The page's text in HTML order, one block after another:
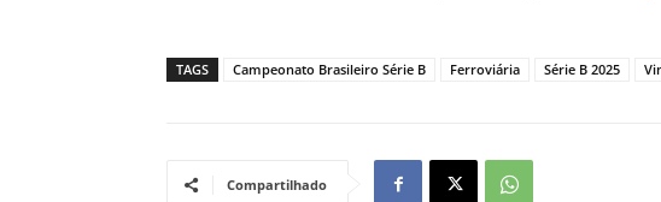
TAGS Campeonato Brasileiro Série B Ferroviária Série B 2025
Compartilhado